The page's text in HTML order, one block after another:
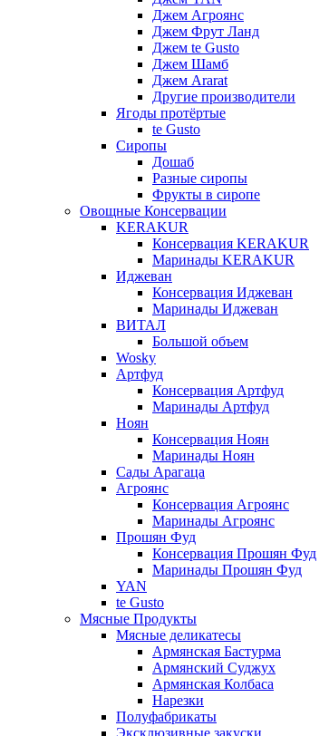
Джем Агроянс
Джем Фрут Ланд
Джем te Gusto
Джем Шамб
Джем Ararat
Другие производители
Ягоды протёртые
te Gusto
Сиропы
Дошаб
Разные сиропы
Фрукты в сиропе
Овощные Консервации
KERAKUR
Консервация KERAKUR
Маринады KERAKUR
Иджеван
Консервация Иджеван
Маринады Иджеван
ВИТАЛ
Большой объем
Wosky
Артфуд
Консервация Артфуд
Маринады Артфуд
Ноян
Консервация Ноян
Маринады Ноян
Сады Арагаца
Агроянс
Консервация Агроянс
Маринады Агроянс
Прошян Фуд
Консервация Прошян Фуд
Маринады Прошян Фуд
YAN
te Gusto
Мясные Продукты
Мясные деликатесы
Армянская Бастурма
Армянский Суджух
Армянская Колбаса
Нарезки
Полуфабрикаты
Эксклюзивные закуски